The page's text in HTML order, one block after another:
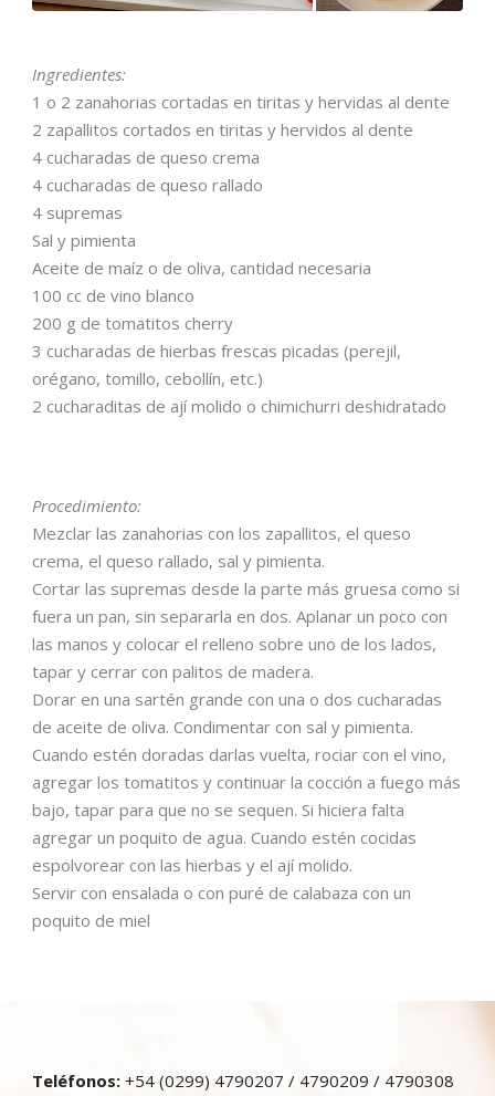
Ingredientes:
1 o 2 zanahorias cortadas en tiritas y hervidas al dente
2 zapallitos cortados en tiritas y hervidos al dente
4 cucharadas de queso crema
4 cucharadas de queso rallado
4 supremas
Sal y pimienta
Aceite de maíz o de oliva, cantidad necesaria
100 cc de vino blanco
200 g de tomatitos cherry
3 cucharadas de hierbas frescas picadas (perejil,
orégano, tomillo, cebollín, etc.)
2 cucharaditas de ají molido o chimichurri deshidratado
Procedimiento:
Mezclar las zanahorias con los zapallitos, el queso
crema, el queso rallado, sal y pimienta.
Cortar las supremas desde la parte más gruesa como si
fuera un pan, sin separarla en dos. Aplanar un poco con
las manos y colocar el relleno sobre uno de los lados,
tapar y cerrar con palitos de madera.
Dorar en una sartén grande con una o dos cucharadas
de aceite de oliva. Condimentar con sal y pimienta.
Cuando estén doradas darlas vuelta, rociar con el vino,
agregar los tomatitos y continuar la cocción a fuego más
bajo, tapar para que no se sequen. Si hiciera falta
agregar un poquito de agua. Cuando estén cocidas
espolvorear con las hierbas y el ají molido.
Servir con ensalada o con puré de calabaza con un
poquito de miel
Teléfonos: +54 (0299) 4790207 / 4790209 / 4790308